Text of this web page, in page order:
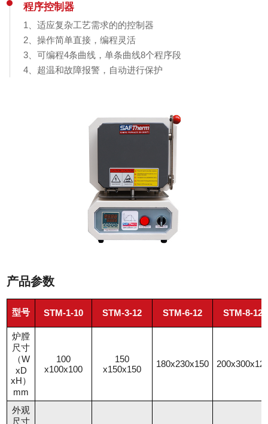
程序控制器
1、适应复杂工艺需求的的控制器
2、操作简单直接，编程灵活
3、可编程4条曲线，单条曲线8个程序段
4、超温和故障报警，自动进行保护
产品参数
型号 STM-1-10 STM-3-12 STM-6-12 STM-8-12
炉膛
尺寸
（W
xD
xH）
mm
100
x100x100
150
x150x150
180x230x150
外观
尺寸